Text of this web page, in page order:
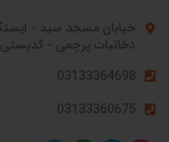
دخانیات پرچمی - کدپستی 8137739959 پلاک 383
03133364698
03133360675